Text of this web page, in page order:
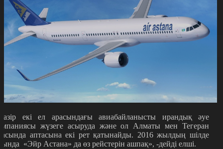
екі ел арасындағы авиабайланысты ирандық әуе
жүзеге асыруда және ол Алматы мен Тегеран
аптасына екі рет қатынайды. 2016 жылдың шілде
«Эйр Астана» да өз рейстерін ашпақ», -дейді елші.